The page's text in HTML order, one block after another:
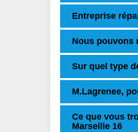
Entreprise
Nous pouvons
Sur quel type
M.Lagrenee,
Ce que vous
Marseille 16